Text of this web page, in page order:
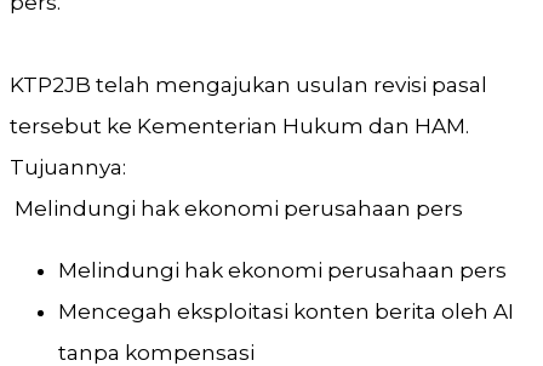
KTP2JB telah mengajukan usulan revisi pasal
tersebut ke Kementerian Hukum dan HAM.
Tujuannya:
Melindungi hak ekonomi perusahaan pers
Melindungi hak ekonomi perusahaan pers
Mencegah eksploitasi konten berita oleh AI
tanpa kompensasi